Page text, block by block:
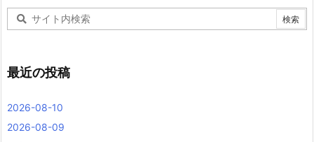
最近の投稿
2026-08-10
2026-08-09